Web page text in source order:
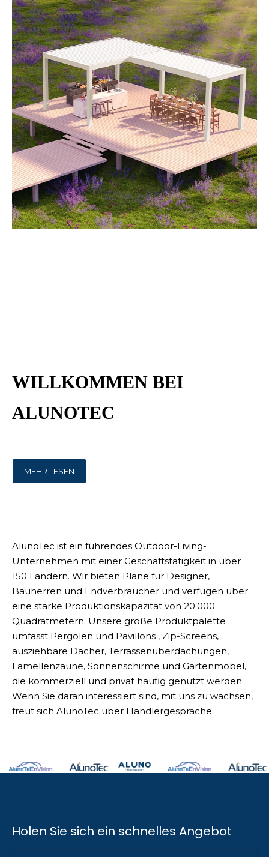
WILLKOMMEN BEI
ALUNOTEC
MEHR LESEN
AlunoTec ist ein führendes Outdoor-Living-
Unternehmen mit einer Geschäftstätigkeit in über
150 Ländern. Wir bieten Pläne für Designer,
Bauherren und Endverbraucher und verfügen über
eine starke Produktionskapazität von 20.000
Quadratmetern. Unsere große Produktpalette
umfasst Pergolen und Pavillons , Zip-Screens,
ausziehbare Dächer, Terrassenüberdachungen,
Lamellenzäune, Sonnenschirme und Gartenmöbel,
die kommerziell und privat häufig genutzt werden.
Wenn Sie daran interessiert sind, mit uns zu wachsen,
freut sich AlunoTec über Händlergespräche.
Holen Sie sich ein schnelles Angebot